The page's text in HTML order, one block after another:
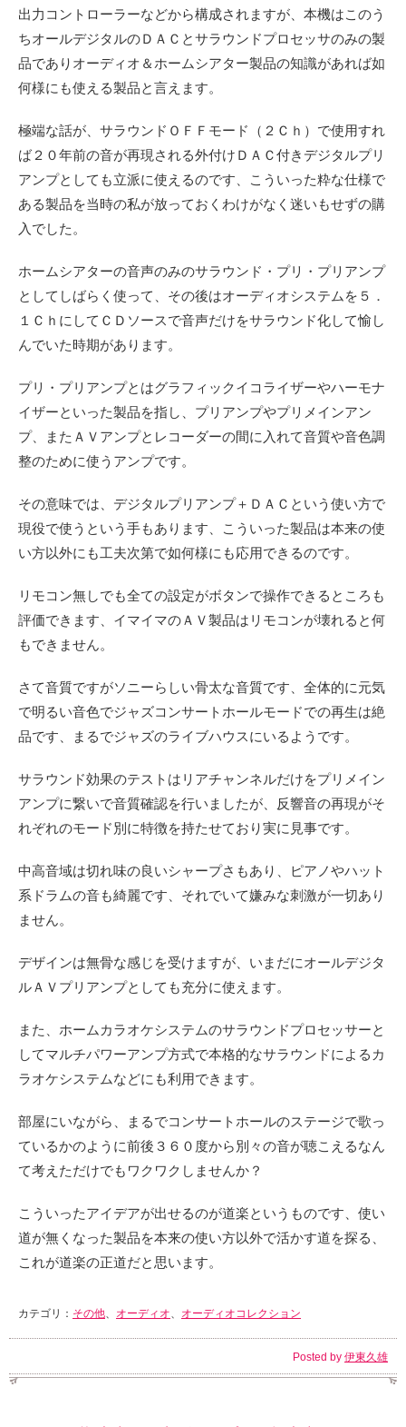
出力コントローラーなどから構成されますが、本機はこのう
ちオールデジタルのＤＡＣとサラウンドプロセッサのみの製
品でありオーディオ＆ホームシアター製品の知識があれば如
何様にも使える製品と言えます。
極端な話が、サラウンドＯＦＦモード（２Ｃｈ）で使用すれ
ば２０年前の音が再現される外付けＤＡＣ付きデジタルプリ
アンプとしても立派に使えるのです、こういった粋な仕様で
ある製品を当時の私が放っておくわけがなく迷いもせずの購
入でした。
ホームシアターの音声のみのサラウンド・プリ・プリアンプ
としてしばらく使って、その後はオーディオシステムを５．
１ＣｈにしてＣＤソースで音声だけをサラウンド化して愉し
んでいた時期があります。
プリ・プリアンプとはグラフィックイコライザーやハーモナ
イザーといった製品を指し、プリアンプやプリメインアン
プ、またＡＶアンプとレコーダーの間に入れて音質や音色調
整のために使うアンプです。
その意味では、デジタルプリアンプ＋ＤＡＣという使い方で
現役で使うという手もあります、こういった製品は本来の使
い方以外にも工夫次第で如何様にも応用できるのです。
リモコン無しでも全ての設定がボタンで操作できるところも
評価できます、イマイマのＡＶ製品はリモコンが壊れると何
もできません。
さて音質ですがソニーらしい骨太な音質です、全体的に元気
で明るい音色でジャズコンサートホールモードでの再生は絶
品です、まるでジャズのライブハウスにいるようです。
サラウンド効果のテストはリアチャンネルだけをプリメイン
アンプに繋いで音質確認を行いましたが、反響音の再現がそ
れぞれのモード別に特徴を持たせており実に見事です。
中高音域は切れ味の良いシャープさもあり、ピアノやハット
系ドラムの音も綺麗です、それでいて嫌みな刺激が一切あり
ません。
デザインは無骨な感じを受けますが、いまだにオールデジタ
ルＡＶプリアンプとしても充分に使えます。
また、ホームカラオケシステムのサラウンドプロセッサーと
してマルチパワーアンプ方式で本格的なサラウンドによるカ
ラオケシステムなどにも利用できます。
部屋にいながら、まるでコンサートホールのステージで歌っ
ているかのように前後３６０度から別々の音が聴こえるなん
て考えただけでもワクワクしませんか？
こういったアイデアが出せるのが道楽というものです、使い
道が無くなった製品を本来の使い方以外で活かす道を探る、
これが道楽の正道だと思います。
カテゴリ： その他、 オーディオ、 オーディオコレクション
Posted by 伊東久雄